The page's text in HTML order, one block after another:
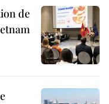
de